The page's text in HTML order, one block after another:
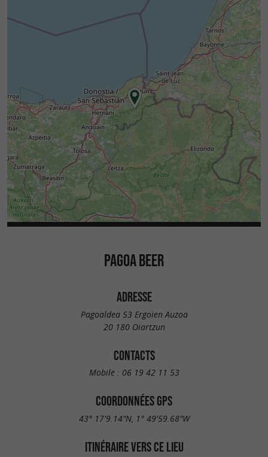
PAGOA BEER
ADRESSE
Pagoaldea 53 Ergoien Auzoa
20 180 Oiartzun
CONTACTS
Mobile : 06 19 42 11 53
COORDONNÉES GPS
43° 17'9.14"N, 1° 49'59.68"W
ITINÉRAIRE VERS CE LIEU